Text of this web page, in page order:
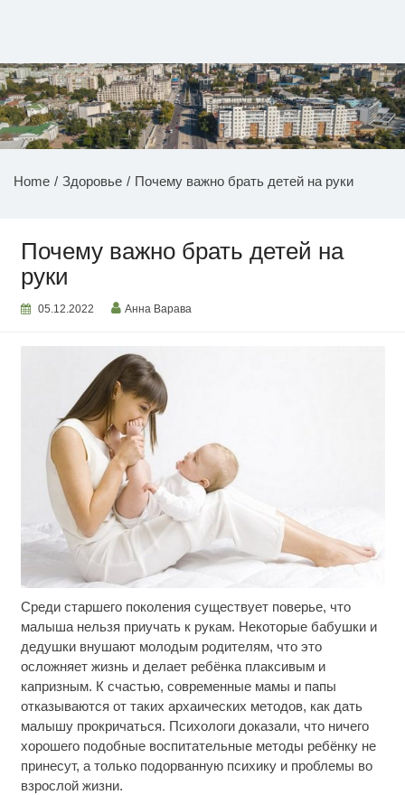
НОВОСТИ ПРИДНЕСТРОВЬЯ
Home Здоровье Почему важно брать детей на руки
Почему важно брать детей на
руки
05.12.2022 Анна Варава
Среди старшего поколения существует поверье, что
малыша нельзя приучать к рукам. Некоторые бабушки и
дедушки внушают молодым родителям, что это
осложняет жизнь и делает ребёнка плаксивым и
капризным. К счастью, современные мамы и папы
отказываются от таких архаических методов, как дать
малышу прокричаться. Психологи доказали, что ничего
хорошего подобные воспитательные методы ребёнку не
принесут, а только подорванную психику и проблемы во
взрослой жизни.
Скрытая камера на пляже Крыма: Что люди
вытворяют, когда их не видят...
Этот танец невесты оставит вас без слов!
Пересмотрела 10 раз
Ролик из Омска: вы будете смеяться долго